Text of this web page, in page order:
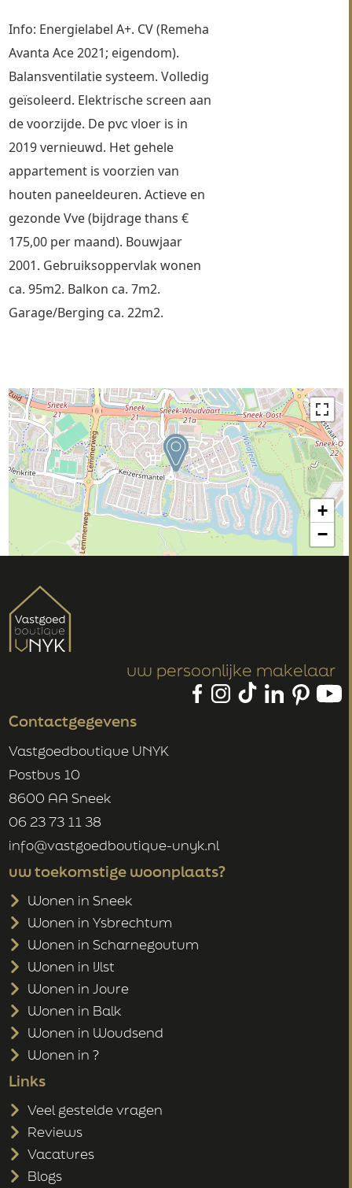
Info: Energielabel A+. CV (Remeha
Avanta Ace 2021; eigendom).
Balansventilatie systeem. Volledig
geïsoleerd. Elektrische screen aan
de voorzijde. De pvc vloer is in
2019 vernieuwd. Het gehele
appartement is voorzien van
houten paneeldeuren. Actieve en
gezonde Vve (bijdrage thans €
175,00 per maand). Bouwjaar
2001. Gebruiksoppervlak wonen
ca. 95m2. Balkon ca. 7m2.
Garage/Berging ca. 22m2.
+
−
uw persoonlijke makelaar
Contactgegevens
Vastgoedboutique UNYK
Postbus 10
8600 AA Sneek
06 23 73 11 38
info@vastgoedboutique-unyk.nl
uw toekomstige woonplaats?
Wonen in Sneek
Wonen in Ysbrechtum
Wonen in Scharnegoutum
Wonen in IJlst
Wonen in Joure
Wonen in Balk
Wonen in Woudsend
Wonen in ?
Links
Veel gestelde vragen
Reviews
Vacatures
Blogs